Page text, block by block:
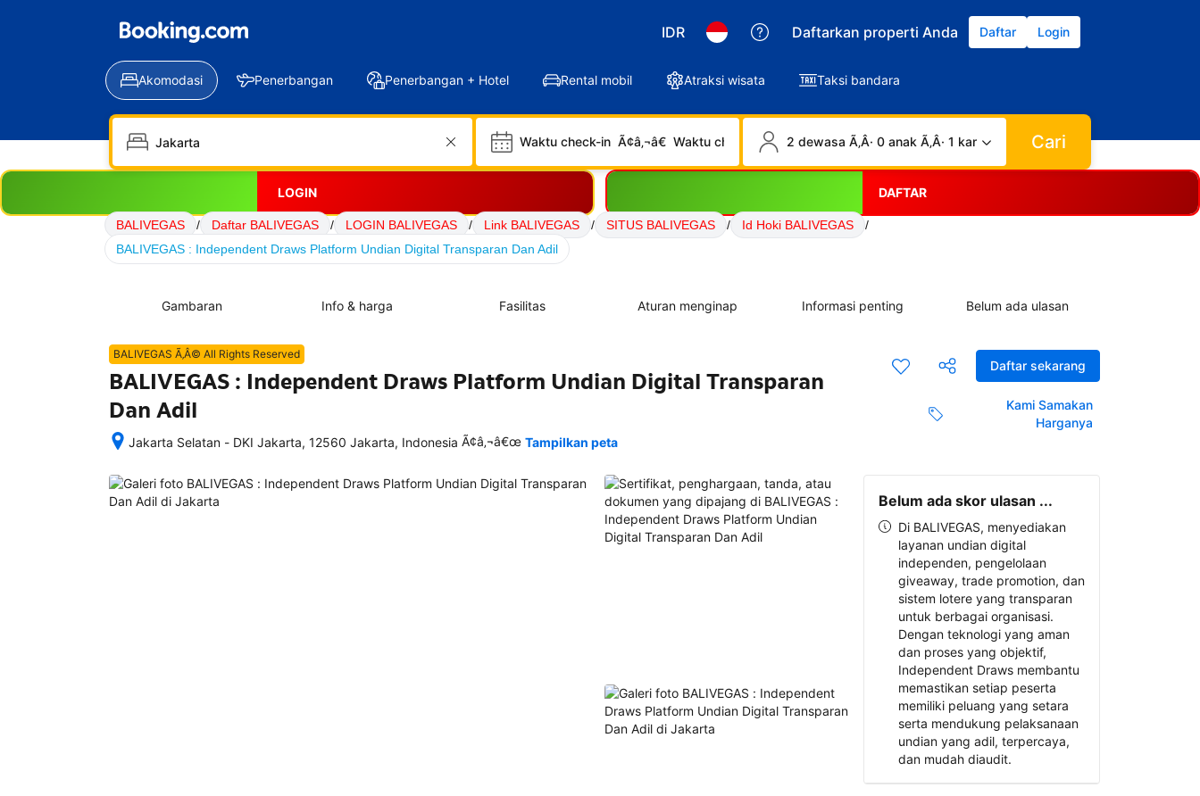
IDR Daftarkan properti Anda Daftar Login
Akomodasi Penerbangan Penerbangan + Hotel Rental mobil Atraksi wisata Taksi bandara
Waktu check-in Ã¢â‚¬â€ Waktu check-out 2 dewasa Ã‚Â· 0 anak Ã‚Â· 1 kamar Cari
LOGIN DAFTAR
BALIVEGAS / Daftar BALIVEGAS / LOGIN BALIVEGAS / Link BALIVEGAS / SITUS BALIVEGAS / Id Hoki BALIVEGAS
/
BALIVEGAS : Independent Draws Platform Undian Digital Transparan Dan Adil
Gambaran Info & harga Fasilitas Aturan menginap Informasi penting Belum ada ulasan
Daftar sekarang
Kami Samakan
Harganya
BALIVEGAS Ã‚Â© All Rights Reserved
BALIVEGAS : Independent Draws Platform Undian Digital Transparan
Dan Adil
Jakarta Selatan - DKI Jakarta, 12560 Jakarta, Indonesia
memesan,
semua
Ã¢â‚¬â€œ Tampilkan peta
Belum ada skor ulasan ...
Di BALIVEGAS, menyediakan
layanan undian digital
independen, pengelolaan
giveaway, trade promotion, dan
sistem lotere yang transparan
untuk berbagai organisasi.
Dengan teknologi yang aman
dan proses yang objektif,
Independent Draws membantu
memastikan setiap peserta
memiliki peluang yang setara
serta mendukung pelaksanaan
undian yang adil, terpercaya,
dan mudah diaudit.